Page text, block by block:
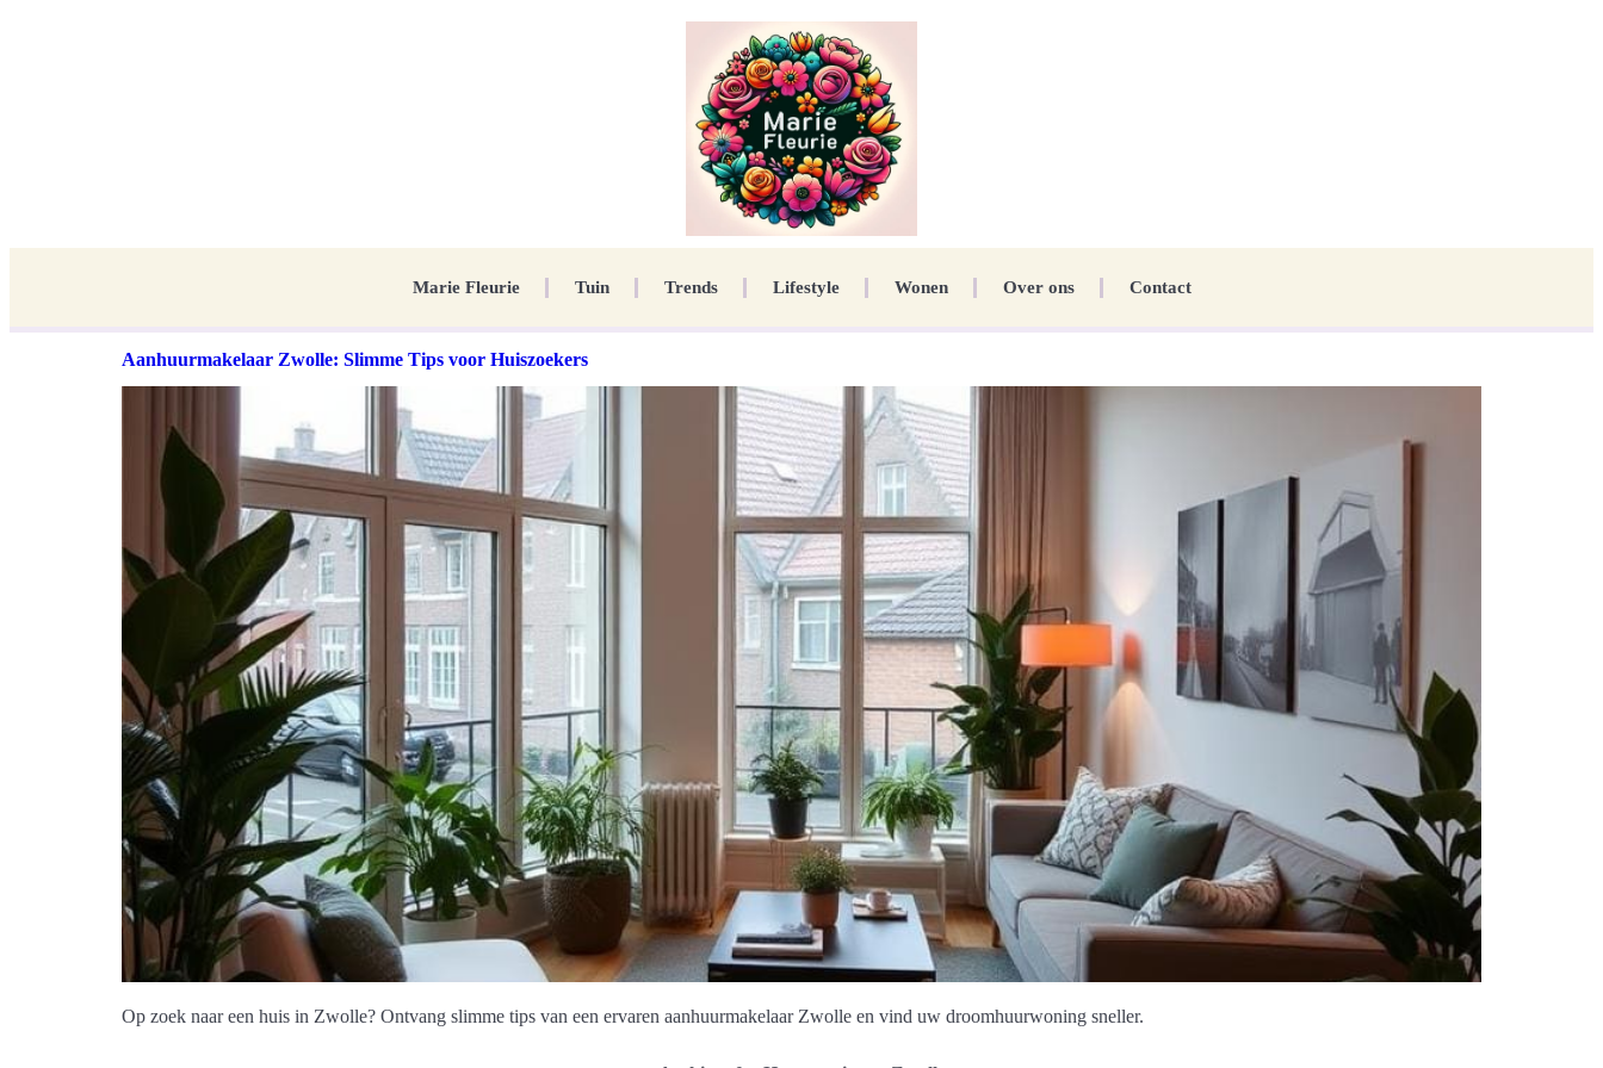
Marie Fleurie Tuin Trends Lifestyle Wonen Over ons Contact
Aanhuurmakelaar Zwolle: Slimme Tips voor Huiszoekers
Op zoek naar een huis in Zwolle? Ontvang slimme tips van een ervaren aanhuurmakelaar Zwolle en vind uw droomhuurwoning sneller.